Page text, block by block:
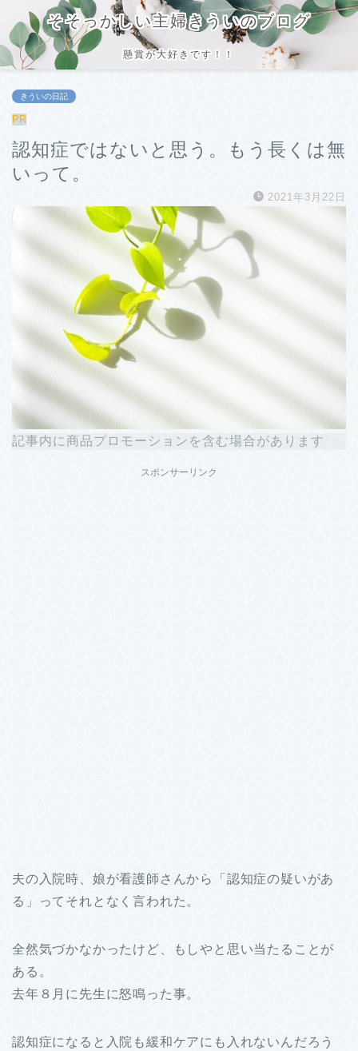
そそっかしい主婦きういのブログ
懸賞が大好きです！！
きういの日記
PR
認知症ではないと思う。もう長くは無
いって。
2021年3月22日
記事内に商品プロモーションを含む場合があります
スポンサーリンク
夫の入院時、娘が看護師さんから「認知症の疑いがあ
る」ってそれとなく言われた。
全然気づかなかったけど、もしやと思い当たることが
ある。
去年８月に先生に怒鳴った事。
認知症になると入院も緩和ケアにも入れないんだろう